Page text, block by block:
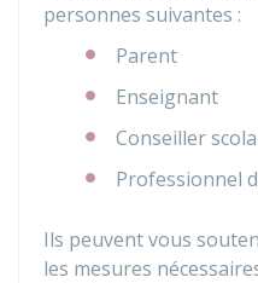
personnes suivantes :
Parent
Enseignant
Conseiller
Professionnel
Ils peuvent vous
les mesures